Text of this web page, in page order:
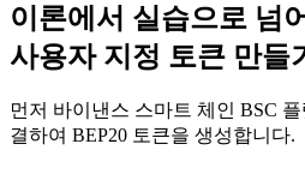
이론에서 실습으로 넘
사용자 지정 토큰 만들
먼저 바이낸스 스마트 체인 BSC
결하여 BEP20 토큰을 생성합니다.